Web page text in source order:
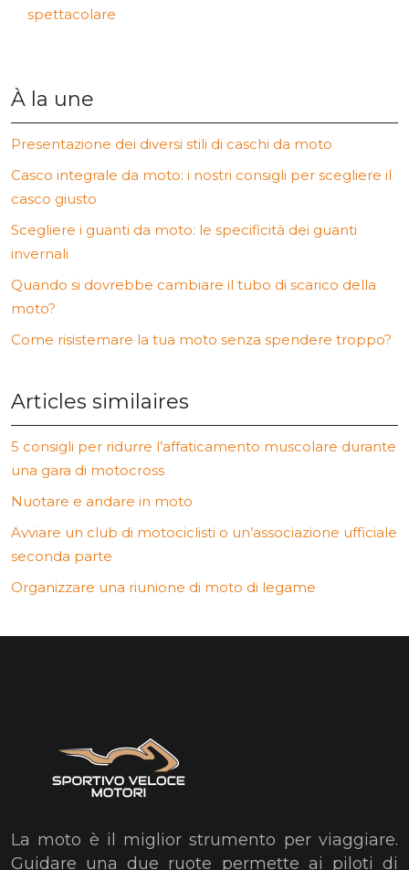
spettacolare
À la une
Presentazione dei diversi stili di caschi da moto
Casco integrale da moto: i nostri consigli per scegliere il
casco giusto
Scegliere i guanti da moto: le specificità dei guanti
invernali
Quando si dovrebbe cambiare il tubo di scarico della
moto?
Come risistemare la tua moto senza spendere troppo?
Articles similaires
5 consigli per ridurre l’affaticamento muscolare durante
una gara di motocross
Nuotare e andare in moto
Avviare un club di motociclisti o un’associazione ufficiale
seconda parte
Organizzare una riunione di moto di legame
La moto è il miglior strumento per viaggiare.
Guidare una due ruote permette ai piloti di